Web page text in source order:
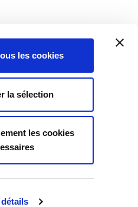
les cookies
la sélection
les cookies